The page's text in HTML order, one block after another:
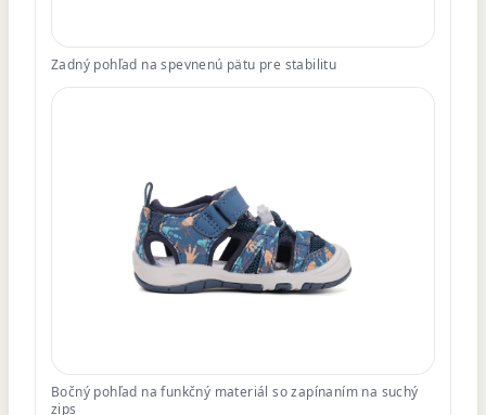
Zadný pohľad na spevnenú pätu pre stabilitu
Bočný pohľad na funkčný materiál so zapínaním na suchý
zips